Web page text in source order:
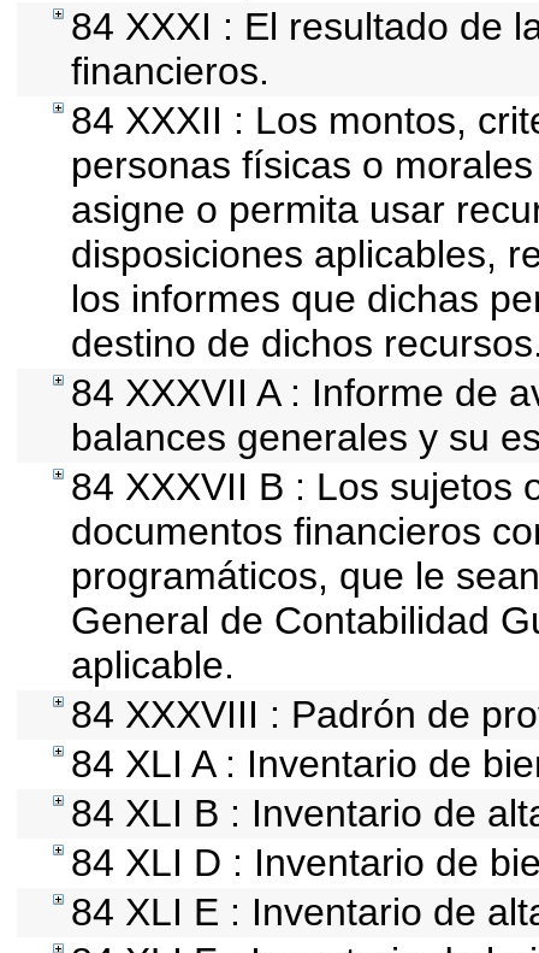
84 XXXI : El resultado de
financieros.
84 XXXII : Los montos,
personas físicas o
asigne o permita usar
disposiciones aplicables,
los informes que dichas
destino de dichos
84 XXXVII A : Informe de
balances generales y su
84 XXXVII B : Los sujetos
documentos financieros
programáticos, que le
General de Contabilidad
aplicable.
84 XXXVIII : Padrón de
84 XLI A : Inventario de
84 XLI B : Inventario de
84 XLI D : Inventario de
84 XLI E : Inventario de